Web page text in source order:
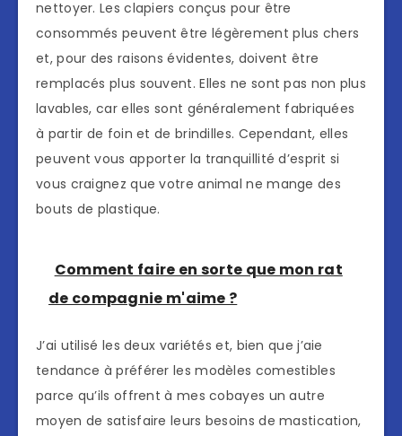
nettoyer. Les clapiers conçus pour être
consommés peuvent être légèrement plus chers
et, pour des raisons évidentes, doivent être
remplacés plus souvent. Elles ne sont pas non plus
lavables, car elles sont généralement fabriquées
à partir de foin et de brindilles. Cependant, elles
peuvent vous apporter la tranquillité d’esprit si
vous craignez que votre animal ne mange des
bouts de plastique.
Comment faire en sorte que mon rat
de compagnie m'aime ?
J’ai utilisé les deux variétés et, bien que j’aie
tendance à préférer les modèles comestibles
parce qu’ils offrent à mes cobayes un autre
moyen de satisfaire leurs besoins de mastication,